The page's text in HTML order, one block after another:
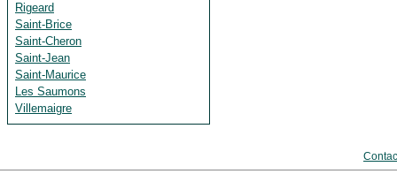
Rigeard
Saint-Brice
Saint-Cheron
Saint-Jean
Saint-Maurice
Les Saumons
Villemaigre